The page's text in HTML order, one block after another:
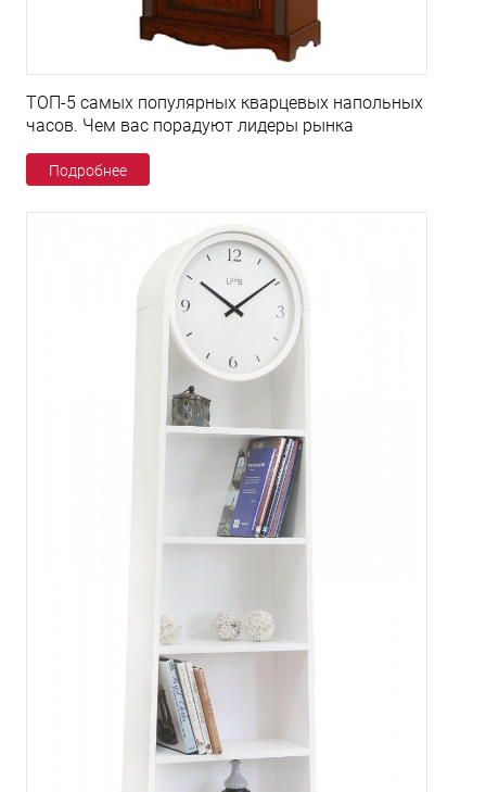
ТОП-5 самых популярных кварцевых напольных
часов. Чем вас порадуют лидеры рынка
Подробнее